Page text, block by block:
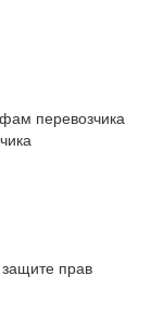
перевозчика
прав